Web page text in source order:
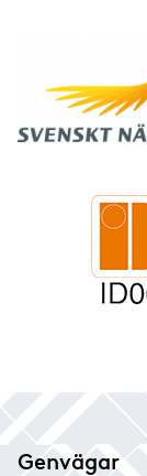
Genvägar